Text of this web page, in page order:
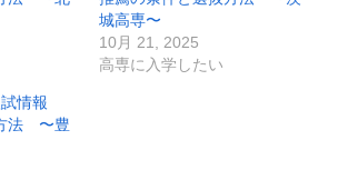
城高専〜
10月 21, 2025
高専に入学したい
情報
法 〜豊